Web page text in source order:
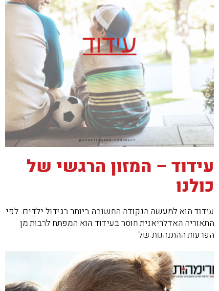
עידוד – המזון הרגשי של
כולנו
עידוד הוא למעשה הנקודה החשובה ביותר בגידול ילדים. לפי
התאוריה האדלריאנית חוסר בעידוד הוא המפתח לרבות מן
הפרעות ההתנהגות של